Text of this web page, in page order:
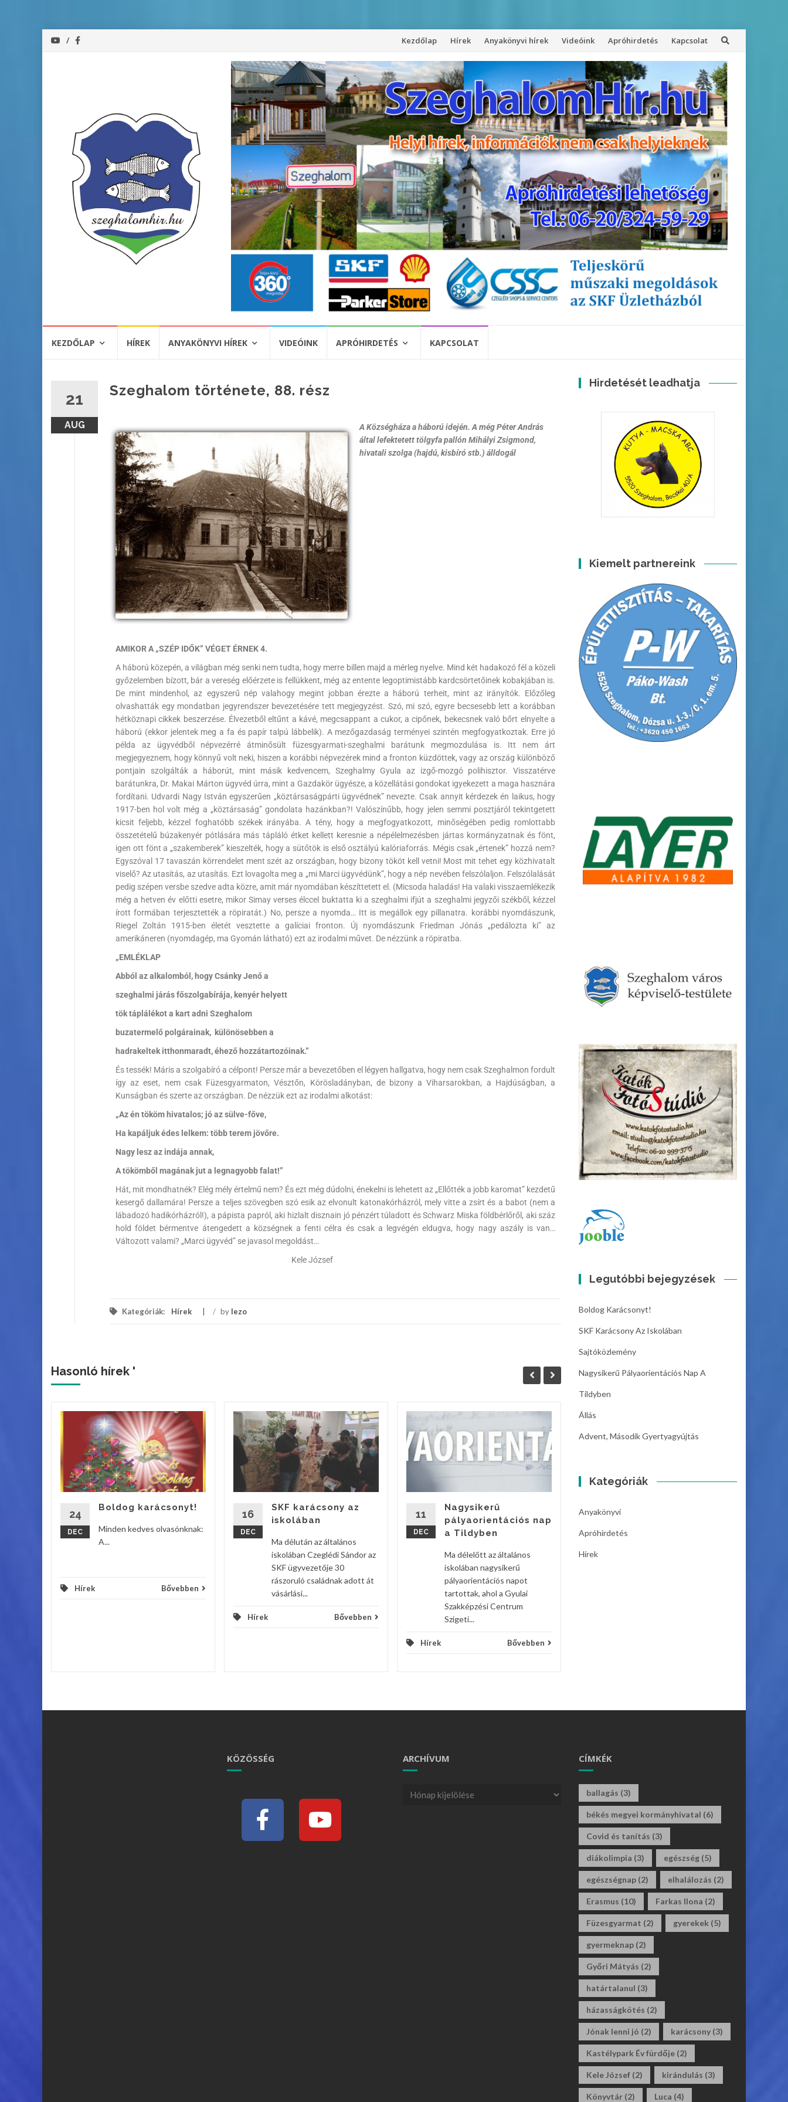
Kezdőlap Hírek Anyakönyvi hírek Videóink Apróhirdetés Kapcsolat
KEZDŐLAP HÍREK ANYAKÖNYVI HÍREK VIDEÓINK APRÓHIRDETÉS KAPCSOLAT
21
AUG
Szeghalom története, 88. rész
A Községháza a háború idején. A még Péter András
által lefektetett tölgyfa pallón Mihályi Zsigmond,
hivatali szolga (hajdú, kisbíró stb.) álldogál
AMIKOR A „SZÉP IDŐK” VÉGET ÉRNEK 4.
A háború közepén, a világban még senki nem tudta, hogy merre billen majd a mérleg nyelve. Mind két hadakozó fél a közeli
győzelemben bízott, bár a vereség előérzete is fellükkent, még az entente legoptimistább kardcsörtetőinek kobakjában is.
De mint mindenhol, az egyszerű nép valahogy megint jobban érezte a háború terheit, mint az irányítók. Előzőleg
olvashatták egy mondatban jegyrendszer bevezetésére tett megjegyzést. Szó, mi szó, egyre becsesebb lett a korábban
hétköznapi cikkek beszerzése. Élvezetből eltűnt a kávé, megcsappant a cukor, a cipőnek, bekecsnek való bőrt elnyelte a
háború (ekkor jelentek meg a fa és papír talpú lábbelik). A mezőgazdaság terményei szintén megfogyatkoztak. Erre jó
példa az ügyvédből népvezérré átminősült füzesgyarmati-szeghalmi barátunk megmozdulása is. Itt nem árt
megjegyeznem, hogy könnyű volt neki, hiszen a korábbi népvezérek mind a fronton küzdöttek, vagy az ország különböző
pontjain szolgálták a háborút, mint másik kedvencem, Szeghalmy Gyula az izgő-mozgó polihisztor. Visszatérve
barátunkra, Dr. Makai Márton ügyvéd úrra, mint a Gazdakör ügyésze, a közellátási gondokat igyekezett a maga hasznára
fordítani. Udvardi Nagy István egyszerűen „köztársaságpárti ügyvédnek” nevezte. Csak annyit kérdezek én laikus, hogy
1917-ben hol volt még a „köztársaság” gondolata hazánkban?! Valószínűbb, hogy jelen semmi posztjáról tekintgetett
kicsit feljebb, kézzel foghatóbb székek irányába. A tény, hogy a megfogyatkozott, minőségében pedig romlottabb
összetételű búzakenyér pótlására más tápláló étket kellett keresnie a népélelmezésben jártas kormányzatnak és fönt,
igen ott fönt a „szakemberek” kieszelték, hogy a sütőtök is első osztályú kalóriaforrás. Mégis csak „értenek” hozzá nem?
Egyszóval 17 tavaszán körrendelet ment szét az országban, hogy bizony tököt kell vetni! Most mit tehet egy közhivatalt
viselő? Az utasítás, az utasítás. Ezt lovagolta meg a „mi Marci ügyvédünk”, hogy a nép nevében felszólaljon. Felszólalását
pedig szépen versbe szedve adta közre, amit már nyomdában készíttetett el. (Micsoda haladás! Ha valaki visszaemlékezik
még a hetven év előtti esetre, mikor Simay verses élccel buktatta ki a szeghalmi ifjút a szeghalmi jegyzői székből, kézzel
írott formában terjesztették a röpiratát.) No, persze a nyomda… Itt is megállok egy pillanatra. korábbi nyomdászunk,
Riegel Zoltán 1915-ben életét vesztette a galíciai fronton. Új nyomdászunk Friedman Jónás „pedálozta ki” az
amerikáneren (nyomdagép, ma Gyomán látható) ezt az irodalmi művet. De nézzünk a röpiratba.
„EMLÉKLAP
Abból az alkalomból, hogy Csánky Jenő a
szeghalmi járás főszolgabírája, kenyér helyett
tök táplálékot a kart adni Szeghalom
buzatermelő polgárainak, különösebben a
hadrakeltek itthonmaradt, éhező hozzátartozóinak.”
És tessék! Máris a szolgabíró a célpont! Persze már a bevezetőben el légyen hallgatva, hogy nem csak Szeghalmon fordult
így az eset, nem csak Füzesgyarmaton, Vésztőn, Körösladányban, de bizony a Viharsarokban, a Hajdúságban, a
Kunságban és szerte az országban. De nézzük ezt az irodalmi alkotást:
„Az én tököm hivatalos; jó az sülve-főve,
Ha kapáljuk édes lelkem: több terem jövőre.
Nagy lesz az indája annak,
A tökömből magának jut a legnagyobb falat!”
Hát, mit mondhatnék? Elég mély értelmű nem? És ezt még dúdolni, énekelni is lehetett az „Ellőtték a jobb karomat” kezdetű
kesergő dallamára! Persze a teljes szövegben szó esik az elvonult katonakórházról, mely vitte a zsírt és a babot (nem a
lábadozó hadikórházról!), a pápista papról, aki hizlalt disznain jó pénzért túladott és Schwarz Miska földbérlőről, aki száz
hold földet bérmentve átengedett a községnek a fenti célra és csak a legvégén eldugva, hogy nagy aszály is van…
Változott valami? „Marci ügyvéd” se javasol megoldást…
Kele József
Kategóriák: Hírek / by lezo
Hasonló hírek '
24
DEC
Boldog karácsonyt!
Minden kedves olvasónknak:
A...
Hírek Bővebben
16
DEC
SKF karácsony az
iskolában
Ma délután az általános
iskolában Czeglédi Sándor az
SKF ügyvezetője 30
rászoruló családnak adott át
vásárlási...
Hírek Bővebben
11
DEC
Nagysikerű
pályaorientációs nap
a Tildyben
Ma délelőtt az általános
iskolában nagysikerű
pályaorientációs napot
tartottak, ahol a Gyulai
Szakképzési Centrum
Szigeti...
Hírek Bővebben
06
Központja azonnali kezdéssel
gazdaságvezetői munkakör...
Hírek
Hirdetését leadhatja
Kiemelt partnereink
Legutóbbi bejegyzések
Boldog Karácsonyt!
SKF Karácsony Az Iskolában
Sajtóközlemény
Nagysikerű Pályaorientációs Nap A
Tildyben
Állás
Advent, Második Gyertyagyújtás
Kategóriák
Anyakönyvi
Apróhirdetés
Hírek
KÖZÖSSÉG ARCHÍVUM CÍMKÉK
ballagás (3)
békés megyei kormányhivatal (6)
Covid és tanítás (3)
diákolimpia (3) egészség (5)
egészségnap (2) elhalálozás (2)
Erasmus (10) Farkas Ilona (2)
Füzesgyarmat (2) gyerekek (5)
gyermeknap (2)
Győri Mátyás (2)
határtalanul (3)
házasságkötés (2)
Jónak lenni jó (2) karácsony (3)
Kastélypark Év fürdője (2)
Kele József (2) kirándulás (3)
Könyvtár (2) Luca (4)